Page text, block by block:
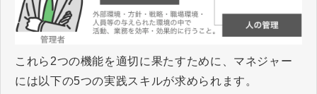
これら2つの機能を適切に果たすために、マネジャー
には以下の5つの実践スキルが求められます。